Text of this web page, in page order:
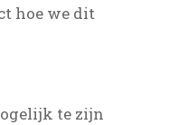
hoe we dit
te zijn